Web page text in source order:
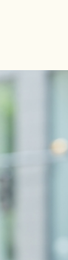
で見落としがち